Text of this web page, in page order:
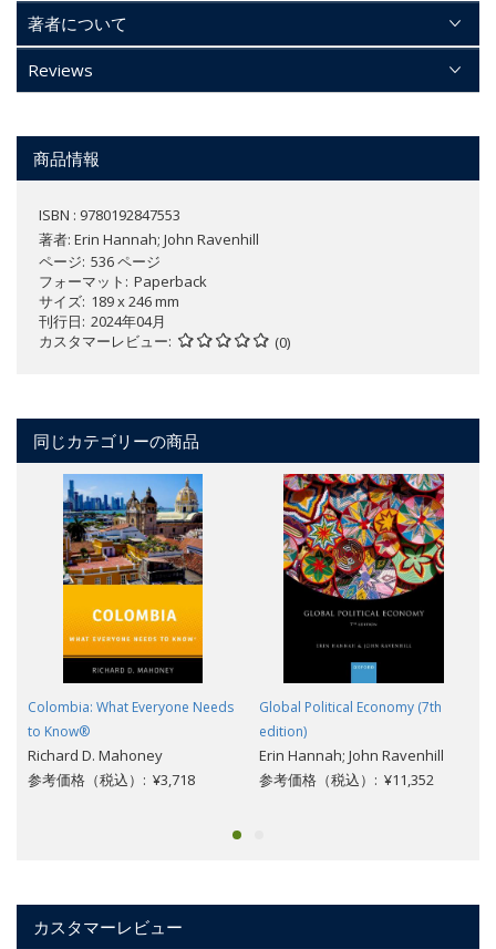
著者について
Reviews
商品情報
ISBN : 9780192847553
著者: Erin Hannah; John Ravenhill
ページ 536 ページ
フォーマット
Paperback
サイズ 189 x 246 mm
刊行日 2024年04月
カスタマーレビュー
(0)
同じカテゴリーの商品
Colombia: What Everyone Needs
to Know®
Richard D. Mahoney
参考価格（税込）: ¥3,718
Global Political Economy (7th
edition)
Erin Hannah; John Ravenhill
参考価格（税込）: ¥11,352
カスタマーレビュー